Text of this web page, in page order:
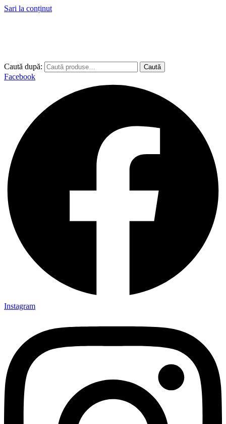
Sari la conținut
Caută după: Caută
Facebook
Instagram